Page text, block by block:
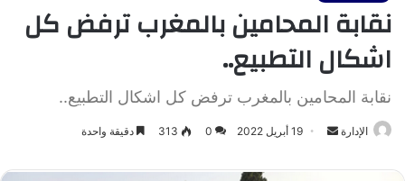
نقابة المحامين بالمغرب ترفض كل
اشكال التطبيع..
نقابة المحامين بالمغرب ترفض كل اشكال التطبيع..
الإدارة
أرسل
إلكترونيا
19 أبريل 2022 0
313 دقيقة واحدة